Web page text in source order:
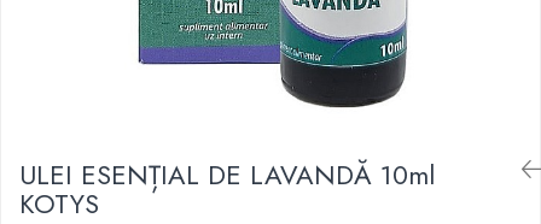
Cartilaj și Colagen
Fitoterapie
Aromaterapie
Vitalitate și sport
ULEI ESENȚIAL DE LAVANDĂ 10ml
KOTYS